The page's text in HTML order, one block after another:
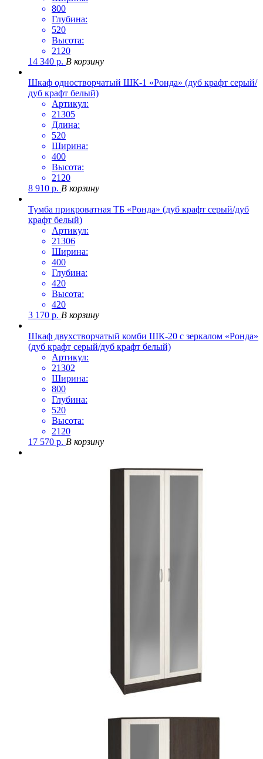
800
Глубина:
520
Высота:
2120
14 340 р. В корзину
Шкаф одностворчатый ШК-1 «Ронда» (дуб крафт серый/
дуб крафт белый)
Артикул:
21305
Длина:
520
Ширина:
400
Высота:
2120
8 910 р. В корзину
Тумба прикроватная ТБ «Ронда» (дуб крафт серый/дуб
крафт белый)
Артикул:
21306
Ширина:
400
Глубина:
420
Высота:
420
3 170 р. В корзину
Шкаф двухстворчатый комби ШК-20 с зеркалом «Ронда»
(дуб крафт серый/дуб крафт белый)
Артикул:
21302
Ширина:
800
Глубина:
520
Высота:
2120
17 570 р. В корзину